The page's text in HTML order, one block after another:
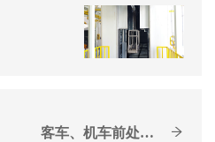
客车、机车前处理+喷漆+喷粉线